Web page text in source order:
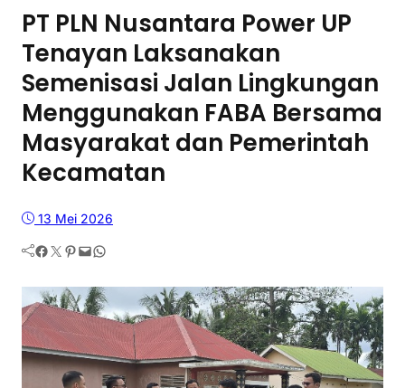
PT PLN Nusantara Power UP
Tenayan Laksanakan
Semenisasi Jalan Lingkungan
Menggunakan FABA Bersama
Masyarakat dan Pemerintah
Kecamatan
13 Mei 2026
Facebook Twitter Pinterest Mail WhatsApp